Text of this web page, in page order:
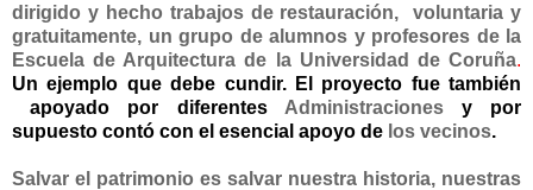
dirigido y hecho trabajos de restauración, voluntaria y
gratuitamente, un grupo de alumnos y profesores de la
Escuela de Arquitectura de la Universidad de Coruña.
Un ejemplo que debe cundir. El proyecto fue también
apoyado por diferentes
Administracionesy por
supuesto contó con el esencial apoyo de los vecinos.
Salvar el patrimonio es salvar nuestra historia, nuestras